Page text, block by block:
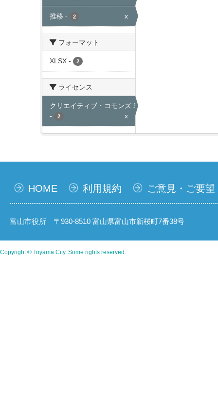
推移 - 2 x
フォーマット
XLSX - 2
ライセンス
クリエイティブ・コモンズ 表示
-
2 x
HOME 利用規約 ご意見・ご要望
富山市役所 〒930-8510 富山県富山市新桜町7番38号
Copyright © Toyama City. Some rights reserved.